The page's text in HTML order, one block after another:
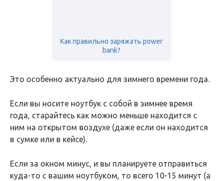
Как правильно заряжать power
bank?
Это особенно актуально для зимнего времени года.
Если вы носите ноутбук с собой в зимнее время
года, старайтесь как можно меньше находится с
ним на открытом воздухе (даже если он находится
в сумке или в кейсе).
Если за окном минус, и вы планируете отправиться
куда-то с вашим ноутбуком, то всего 10-15 минут (а